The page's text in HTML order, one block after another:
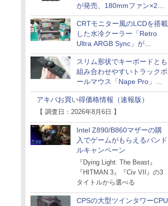
が発売、180mmファン×2搭
載
CRTモニター風のLCDを搭載
した水冷クーラー「Retro
Ultra ARGB Sync」が
Thermaltakeから
スリム形状でキーボードとも
組み合わせやすいトラックボ
ールマウス「Nape Pro」が
Keychronから
アキバお買い得価格情報（速報版）
【 調査日：2026年8月6日 】
Intel Z890/B860マザーの購
入でゲームがもらえるバンド
ルキャンペーン
『Dying Light: The Beast』
『HITMAN 3』『Civ VII』の3
タイトルから選べる
CPSの大型ツインタワーCPU